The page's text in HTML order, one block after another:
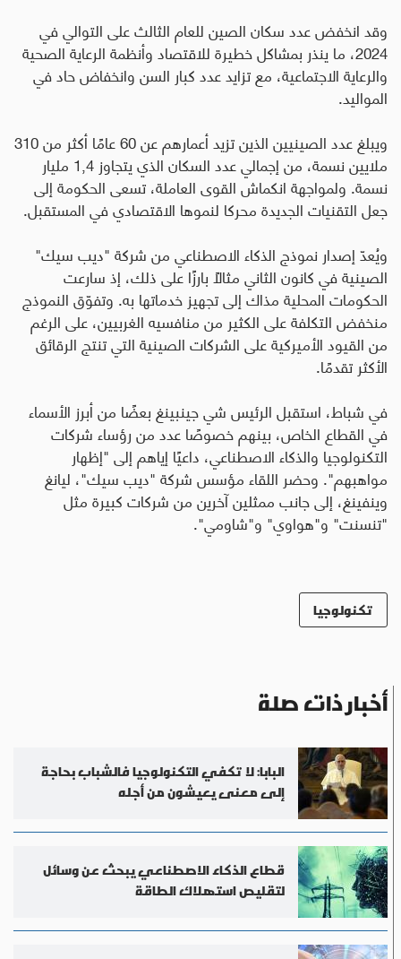
وقد انخفض عدد سكان الصين للعام الثالث على التوالي في
2024، ما ينذر بمشاكل خطيرة للاقتصاد وأنظمة الرعاية الصحية
والرعاية الاجتماعية، مع تزايد عدد كبار السن وانخفاض حاد في
المواليد.
ويبلغ عدد الصينيين الذين تزيد أعمارهم عن 60 عامًا أكثر من 310
ملايين نسمة، من إجمالي عدد السكان الذي يتجاوز 1,4 مليار
نسمة. ولمواجهة انكماش القوى العاملة، تسعى الحكومة إلى
جعل التقنيات الجديدة محركا لنموها الاقتصادي في المستقبل.
ويُعدّ إصدار نموذج الذكاء الاصطناعي من شركة "ديب سيك"
الصينية في كانون الثاني مثالاً بارزًا على ذلك، إذ سارعت
الحكومات المحلية مذاك إلى تجهيز خدماتها به. وتفوّق النموذج
منخفض التكلفة على الكثير من منافسيه الغربيين، على الرغم
من القيود الأميركية على الشركات الصينية التي تنتج الرقائق
الأكثر تقدمًا.
في شباط، استقبل الرئيس شي جينبينغ بعضًا من أبرز الأسماء
في القطاع الخاص، بينهم خصوصًا عدد من رؤساء شركات
التكنولوجيا والذكاء الاصطناعي، داعيًا إياهم إلى "إظهار
مواهبهم". وحضر اللقاء مؤسس شركة "ديب سيك"، ليانغ
وينفينغ، إلى جانب ممثلين آخرين من شركات كبيرة مثل
"تنسنت" و"هواوي" و"شاومي".
تكنولوجيا
أخبار ذات صلة
البابا: لا تكفي التكنولوجيا فالشباب بحاجة
إلى معنى يعيشون من أجله
قطاع الذكاء الاصطناعي يبحث عن وسائل
لتقليص استهلاك الطاقة